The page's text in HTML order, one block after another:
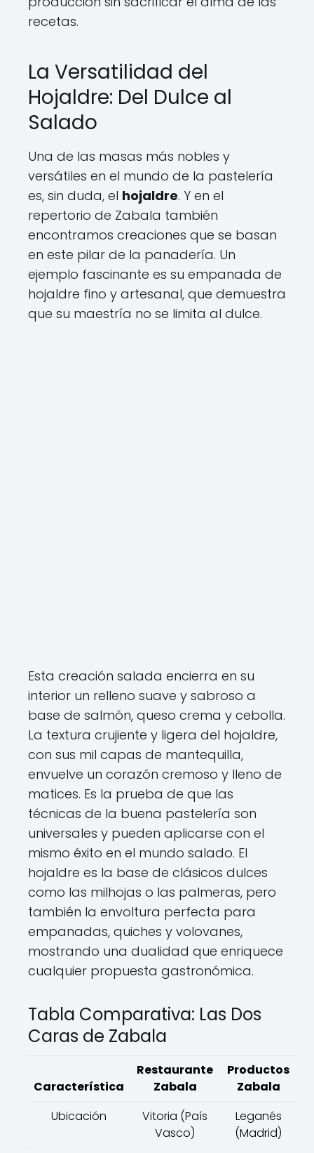
recetas.
La Versatilidad del
Hojaldre: Del Dulce al
Salado
Una de las masas más nobles y
versátiles en el mundo de la pastelería
es, sin duda, el hojaldre. Y en el
repertorio de Zabala también
encontramos creaciones que se basan
en este pilar de la panadería. Un
ejemplo fascinante es su empanada de
hojaldre fino y artesanal, que demuestra
que su maestría no se limita al dulce.
Esta creación salada encierra en su
interior un relleno suave y sabroso a
base de salmón, queso crema y cebolla.
La textura crujiente y ligera del hojaldre,
con sus mil capas de mantequilla,
envuelve un corazón cremoso y lleno de
matices. Es la prueba de que las
técnicas de la buena pastelería son
universales y pueden aplicarse con el
mismo éxito en el mundo salado. El
hojaldre es la base de clásicos dulces
como las milhojas o las palmeras, pero
también la envoltura perfecta para
empanadas, quiches y volovanes,
mostrando una dualidad que enriquece
cualquier propuesta gastronómica.
Tabla Comparativa: Las Dos
Caras de Zabala
Característica
Restaurante
Zabala
Productos
Zabala
Ubicación
Vitoria (País
Vasco)
Leganés
(Madrid)